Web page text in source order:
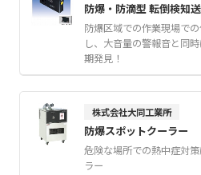
防爆・防滴型 転倒検知
防爆区域での作業現場で
し、大音量の警報音と同
期発見！
株式会社大同工業所
防爆スポットクーラー
危険な場所での熱中症対
ラー